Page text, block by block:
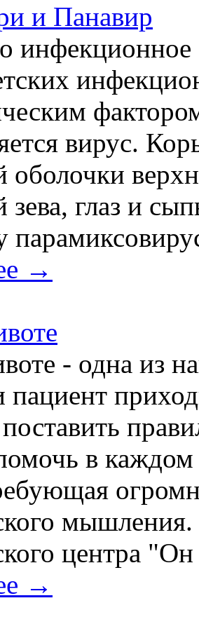
и Панавир
инфекционное
вирус.
оболочки
зева, глаз и
→
- одна из
пациент
в
центра
→